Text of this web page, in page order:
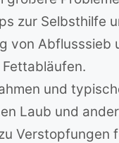
zur Selbsthilfe
von Abflusssieb
und
Laub und
Verstopfungen